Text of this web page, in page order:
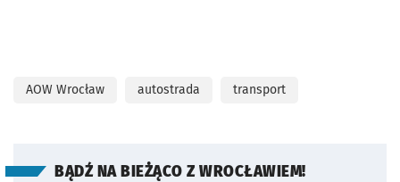
AOW Wrocław autostrada transport
BĄDŹ NA BIEŻĄCO Z WROCŁAWIEM!